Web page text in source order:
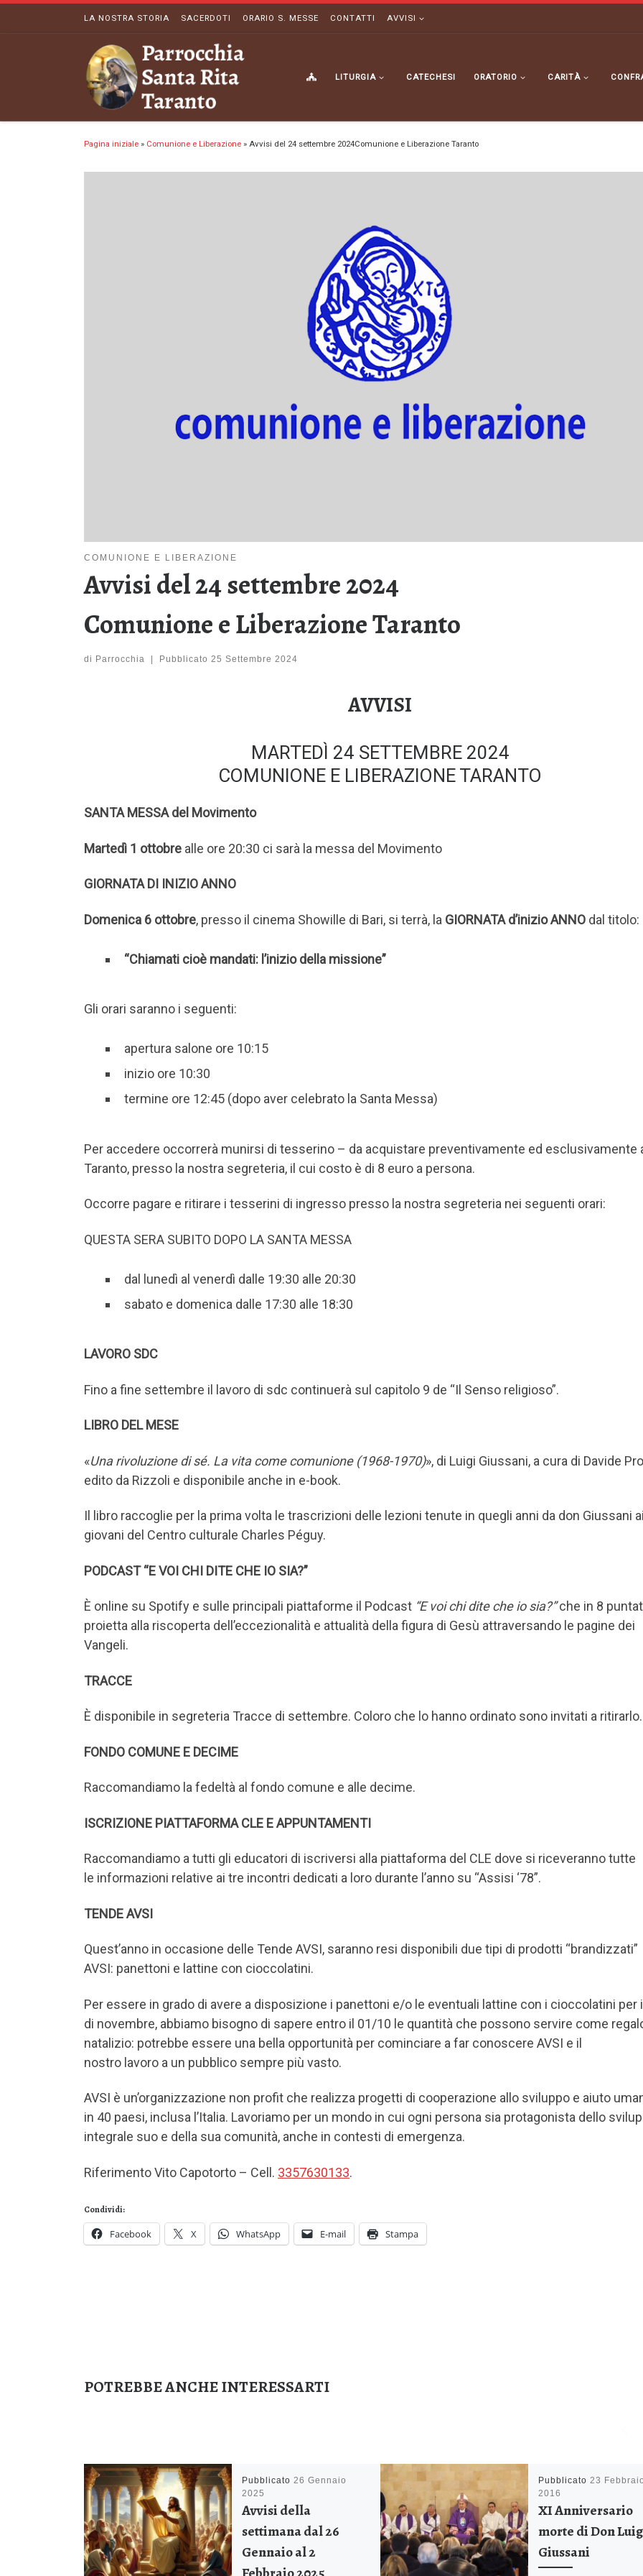
Passa al contenutoLA NOSTRA STORIA SACERDOTI ORARIO S. MESSE CONTATTI AVVISI
LITURGIA CATECHESI ORATORIO CARITÀ
Pagina iniziale » Comunione e Liberazione » Avvisi del 24 settembre 2024Comunione e Liberazione Taranto
COMUNIONE E LIBERAZIONE
Avvisi del 24 settembre 2024
Comunione e Liberazione Taranto
di Parrocchia | Pubblicato 25 Settembre 2024
AVVISI
MARTEDÌ 24 SETTEMBRE 2024
COMUNIONE E LIBERAZIONE TARANTO
SANTA MESSA del Movimento
Martedì 1 ottobre alle ore 20:30 ci sarà la messa del Movimento
GIORNATA DI INIZIO ANNO
Domenica 6 ottobre, presso il cinema Showille di Bari, si terrà, la GIORNATA d’inizio ANNO dal titolo:
“Chiamati cioè mandati: l’inizio della missione”
Gli orari saranno i seguenti:
apertura salone ore 10:15
inizio ore 10:30
termine ore 12:45 (dopo aver celebrato la Santa Messa)
Per accedere occorrerà munirsi di tesserino – da acquistare preventivamente ed esclusivamente
Taranto, presso la nostra segreteria, il cui costo è di 8 euro a persona.
Occorre pagare e ritirare i tesserini di ingresso presso la nostra segreteria nei seguenti orari:
QUESTA SERA SUBITO DOPO LA SANTA MESSA
dal lunedì al venerdì dalle 19:30 alle 20:30
sabato e domenica dalle 17:30 alle 18:30
LAVORO SDC
Fino a fine settembre il lavoro di sdc continuerà sul capitolo 9 de “Il Senso religioso”.
LIBRO DEL MESE
«Una rivoluzione di sé. La vita come comunione (1968-1970)», di Luigi Giussani, a cura di Davide
edito da Rizzoli e disponibile anche in e-book.
Il libro raccoglie per la prima volta le trascrizioni delle lezioni tenute in quegli anni da don Giussani
giovani del Centro culturale Charles Péguy.
PODCAST “E VOI CHI DITE CHE IO SIA?”
È online su Spotify e sulle principali piattaforme il Podcast “E voi chi dite che io sia?”che in 8
proietta alla riscoperta dell’eccezionalità e attualità della figura di Gesù attraversando le pagine dei
Vangeli.
TRACCE
È disponibile in segreteria Tracce di settembre. Coloro che lo hanno ordinato sono invitati a ritirarlo.
FONDO COMUNE E DECIME
Raccomandiamo la fedeltà al fondo comune e alle decime.
ISCRIZIONE PIATTAFORMA CLE E APPUNTAMENTI
Raccomandiamo a tutti gli educatori di iscriversi alla piattaforma del CLE dove si riceveranno tutte
le informazioni relative ai tre incontri dedicati a loro durante l’anno su “Assisi ‘78”.
TENDE AVSI
Quest’anno in occasione delle Tende AVSI, saranno resi disponibili due tipi di prodotti “brandizzati”
AVSI: panettoni e lattine con cioccolatini.
Per essere in grado di avere a disposizione i panettoni e/o le eventuali lattine con i cioccolatini per
di novembre, abbiamo bisogno di sapere entro il 01/10 le quantità che possono servire come
natalizio: potrebbe essere una bella opportunità per cominciare a far conoscere AVSI e il
nostro lavoro a un pubblico sempre più vasto.
AVSI è un’organizzazione non profit che realizza progetti di cooperazione allo sviluppo e aiuto
in 40 paesi, inclusa l’Italia. Lavoriamo per un mondo in cui ogni persona sia protagonista dello
integrale suo e della sua comunità, anche in contesti di emergenza.
Riferimento Vito Capotorto – Cell. 3357630133.
Condividi:
Facebook X WhatsApp E-mail Stampa
POTREBBE ANCHE INTERESSARTI
Pubblicato26 Gennaio
2025
Avvisi della
settimana dal 26
Gennaio al 2
Pubblicato 23
2016
XI Anniversario
morte di Don
Giussani